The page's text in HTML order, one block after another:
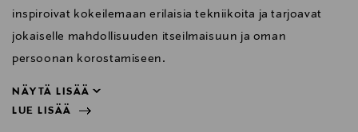
inspiroivat kokeilemaan erilaisia tekniikoita ja tarjoavat
jokaiselle mahdollisuuden itseilmaisuun ja oman
persoonan korostamiseen.
NÄYTÄ LISÄÄ
LUE LISÄÄ